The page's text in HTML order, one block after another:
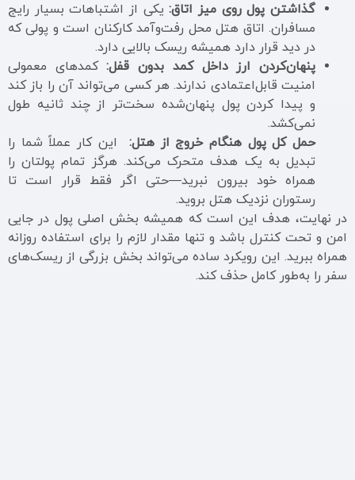
گذاشتن پول روی میز اتاق:یکی از اشتباهات بسیار رایج
مسافران. اتاق هتل محل رفت‌وآمد کارکنان است و پولی که
در دید قرار دارد همیشه ریسک بالایی دارد.
پنهان‌کردن ارز داخل کمد بدون قفل:کمدهای معمولی
امنیت قابل‌اعتمادی ندارند. هر کسی می‌تواند آن را باز کند
و پیدا کردن پول پنهان‌شده سخت‌تر از چند ثانیه طول
نمی‌کشد.
حمل کل پول هنگام خروج از هتل:
این کار عملاً شما را
تبدیل به یک هدف متحرک می‌کند. هرگز تمام پولتان را
همراه خود بیرون نبرید—حتی اگر فقط قرار است تا
رستوران نزدیک هتل بروید.
در نهایت، هدف این است که همیشه بخش اصلی پول در جایی
امن و تحت کنترل باشد و تنها مقدار لازم را برای استفاده روزانه
همراه ببرید. این رویکرد ساده می‌تواند بخش بزرگی از ریسک‌های
سفر را به‌طور کامل حذف کند.